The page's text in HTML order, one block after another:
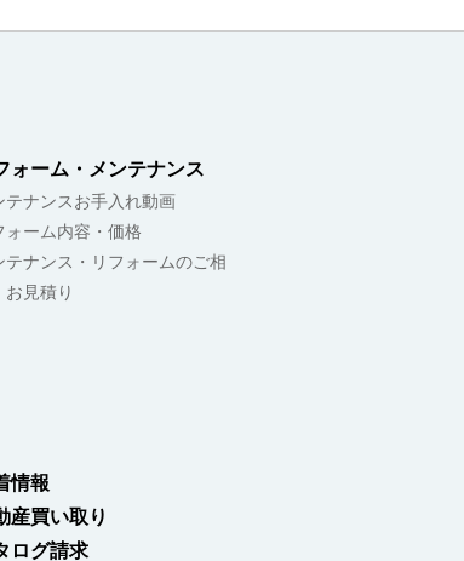
ォーム・メンテナンス
テナンスお手入れ動画
ォーム内容・価格
テナンス・リフォームのご相
お見積り
情報
産買い取り
ログ請求